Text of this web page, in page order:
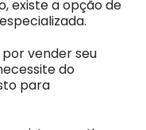
existe a opção de
vender seu
do
para